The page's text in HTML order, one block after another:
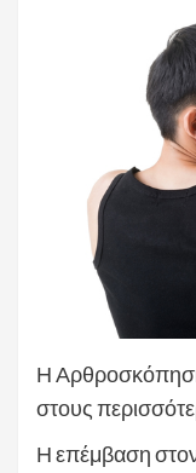
Η
στους
Η επέμβαση στον